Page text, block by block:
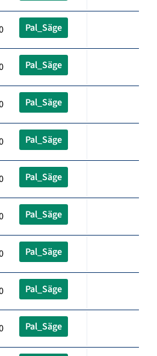
Pal_Säge
Pal_Säge
Pal_Säge
Pal_Säge
Pal_Säge
Pal_Säge
Pal_Säge
Pal_Säge
Pal_Säge